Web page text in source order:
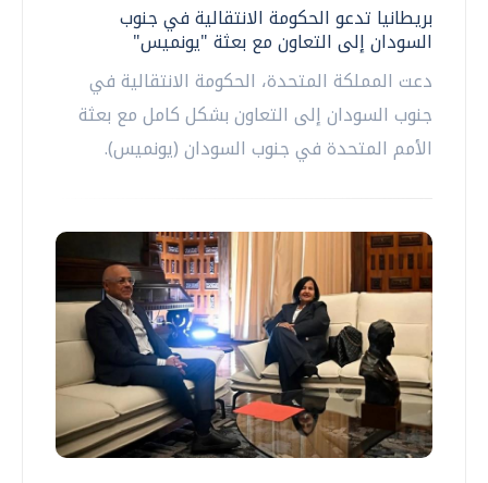
بريطانيا تدعو الحكومة الانتقالية في جنوب
السودان إلى التعاون مع بعثة "يونميس"
دعت المملكة المتحدة، الحكومة الانتقالية في
جنوب السودان إلى التعاون بشكل كامل مع بعثة
الأمم المتحدة في جنوب السودان (يونميس).